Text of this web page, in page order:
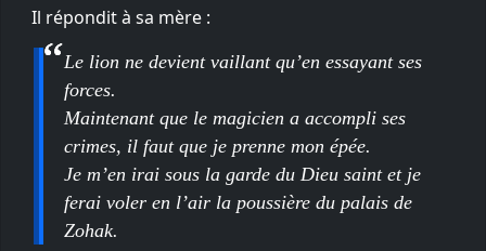
Il répondit à sa mère :
Le lion ne devient vaillant qu’en essayant ses
forces.
Maintenant que le magicien a accompli ses
crimes, il faut que je prenne mon épée.
Je m’en irai sous la garde du Dieu saint et je
ferai voler en l’air la poussière du palais de
Zohak.